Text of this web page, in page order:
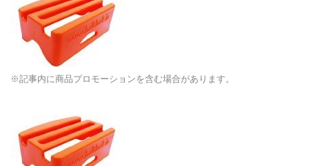
※記事内に商品プロモーションを含む場合があります。